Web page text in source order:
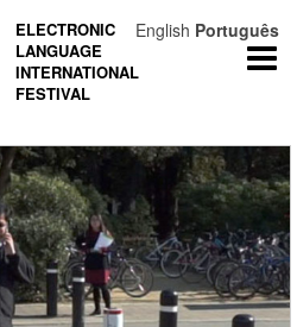
ELECTRONIC
LANGUAGE
INTERNATIONAL
FESTIVAL
English Português